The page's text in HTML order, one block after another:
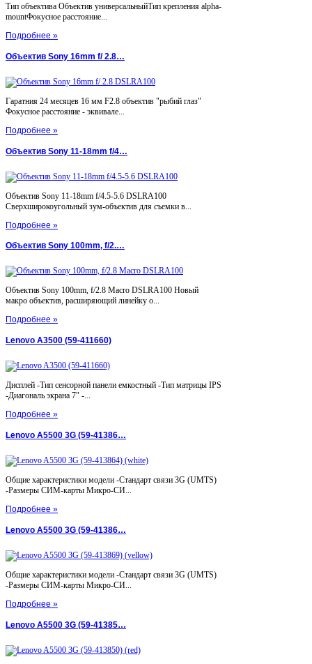
Тип объектива Объектив универсальныйТип крепления alpha-
mountФокусное расстояние...
Подробнее »
Объектив Sony 16mm f/ 2.8…
Гаратния 24 месяцев 16 мм F2.8 объектив "рыбий глаз"
Фокусное расстояние - эквивале...
Подробнее »
Объектив Sony 11-18mm f/4…
Объектив Sony 11-18mm f/4.5-5.6 DSLRA100
Сверхширокоугольный зум-объектив для съемки в...
Подробнее »
Объектив Sony 100mm, f/2.…
Объектив Sony 100mm, f/2.8 Macro DSLRA100 Новый
макро объектив, расширяющий линейку о...
Подробнее »
Lenovo A3500 (59-411660)
Дисплей -Тип сенсорной панели емкостный -Тип матрицы IPS
-Диагональ экрана 7" -...
Подробнее »
Lenovo A5500 3G (59-41386…
Общие характеристики модели -Стандарт связи 3G (UMTS)
-Размеры СИМ-карты Микро-СИ...
Подробнее »
Lenovo A5500 3G (59-41386…
Общие характеристики модели -Стандарт связи 3G (UMTS)
-Размеры СИМ-карты Микро-СИ...
Подробнее »
Lenovo A5500 3G (59-41385…